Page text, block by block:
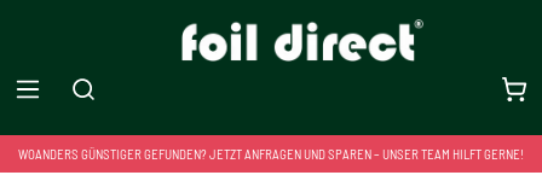
WOANDERS GÜNSTIGER GEFUNDEN? JETZT ANFRAGEN UND SPAREN – UNSER TEAM HILFT GERNE!